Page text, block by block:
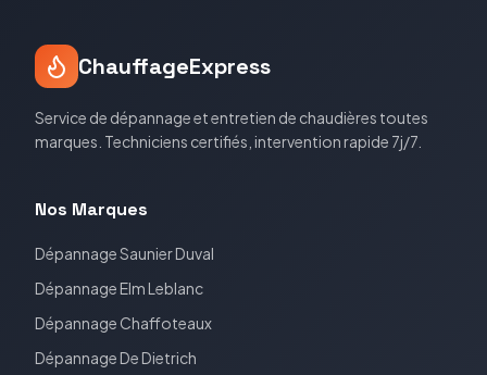
ChauffageExpress
Service de dépannage et entretien de chaudières toutes
marques. Techniciens certifiés, intervention rapide 7j/7.
Nos Marques
DépannageSaunier Duval
DépannageElm Leblanc
Dépannage Chaffoteaux
DépannageDe Dietrich